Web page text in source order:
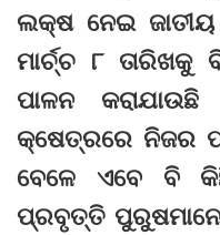
ଲକ୍ଷ ନେଇ ଜାତୀୟ
ମାର୍ଚ୍ଚ ୮ ତାରିଖକୁ
ପାଳନ
କ୍ଷେତ୍ରରେ ନିଜର
ବେଳେ ଏବେ ବି
ପ୍ରବୃତ୍ତି ପୁରୁଷମାନେ